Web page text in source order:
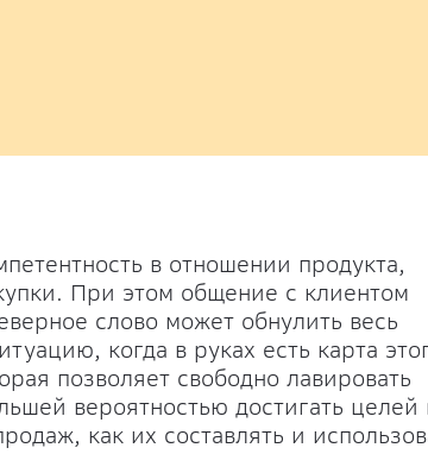
в отношении продукта,
При этом общение с клиентом
слово может обнулить весь
когда в руках есть карта
позволяет свободно лавировать
вероятностью достигать целей
как их составлять и